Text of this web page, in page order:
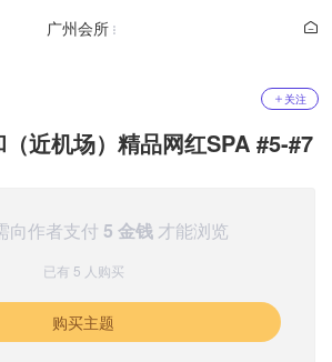
广州会所
关注
（近机场）精品网红SPA #5-#7
向作者支付 5 金钱才能浏览
已有 5 人购买
购买主题